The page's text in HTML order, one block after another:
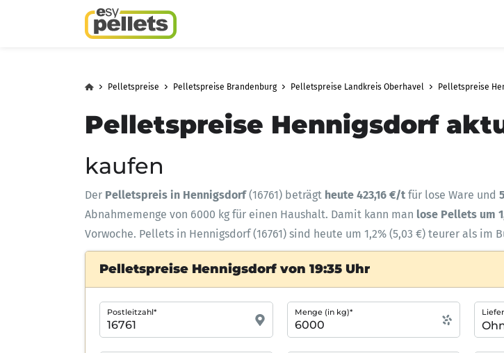
Pelletspreise Pelletspreise Brandenburg Pelletspreise Landkreis Oberhavel Pelletspreise
Pelletspreise Hennigsdorf
kaufen
Der Pelletspreis in Hennigsdorf(16761) beträgt heute 423,16 €/t für lose Ware und
Abnahmemenge von 6000 kg für einen Haushalt. Damit kann man lose Pellets um
Vorwoche. Pellets in Hennigsdorf (16761) sind heute um 1,2% (5,03 €) teurer als im
Pelletspreise Hennigsdorf von 19:35 Uhr
Postleitzahl* Menge (in kg)*